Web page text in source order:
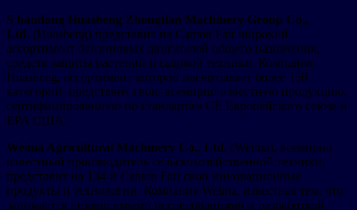
S handong Huasheng Zhongtian Machinery Group Co.,
Ltd. (Huasheng) представит на Canton Fair широкий
ассортимент бензиновых двигателей общего назначения,
средств защиты растений и садовой техники. Компания
Huasheng, ассортимент которой насчитывает более 150
категорий, представит свою всемирно известную продукцию,
сертифицированную по стандартам CE Европейского союза и
EPA США.
Weima Agricultural Machinery Co., Ltd. (Weima), всемирно
известный производитель сельскохозяйственной техники,
представит на 134-й Canton Fair свои инновационные
продукты и технологии. Компания Weima, известная тем, что
занимается независимыми исследованиями и разработкой